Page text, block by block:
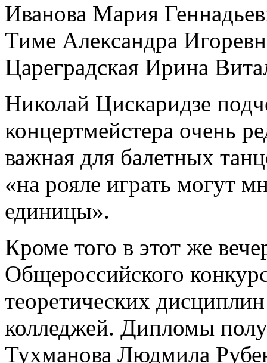
Иванова Мария
Тиме Александра
Цареградская Ирина
Николай Цискаридзе
концертмейстера очень
важная для балетных
«на рояле играть могут
единицы».
Кроме того в этот же
Общероссийского
теоретических
колледжей. Дипломы
Тухманова Людмила